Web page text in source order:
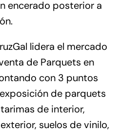
encerado posterior a
lidera el mercado
de Parquets en
con 3 puntos
de parquets
de interior,
suelos de vinilo,